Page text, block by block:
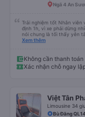
Ngã 4 An
Trải nghiệm tốt Nhân viên
định 1h, vì xe phải dừng
nói chung là tối thấy yên
hộ và giới thiệu cho người
Xem thêm
Không cần thanh toán
Xác nhận chỗ ngay
Việt Tân
Limousine 34
Bù Đăng QL14